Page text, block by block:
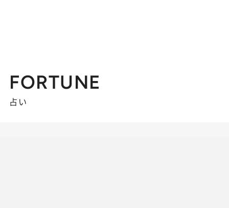
FORTUNE
占い